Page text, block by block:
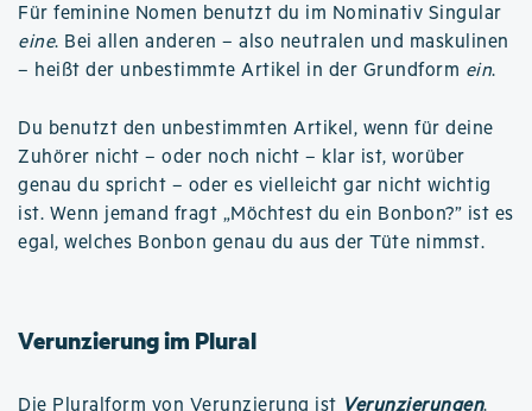
Für feminine Nomen benutzt du im Nominativ Singular
eine. Bei allen anderen – also neutralen und maskulinen
– heißt der unbestimmte Artikel in der Grundform ein.
Du benutzt den unbestimmten Artikel, wenn für deine
Zuhörer nicht – oder noch nicht – klar ist, worüber
genau du spricht – oder es vielleicht gar nicht wichtig
ist. Wenn jemand fragt „Möchtest du ein Bonbon?” ist es
egal, welches Bonbon genau du aus der Tüte nimmst.
Verunzierung im Plural
Die Pluralform von Verunzierung ist Verunzierungen.